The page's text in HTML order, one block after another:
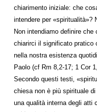
chiarimento iniziale: che
intendere per «spiritualità»?
Non intendiamo definire
chiarirci il significato pratico
nella nostra esistenza
Paolo (cf Rm 8,2-17; 1 Cor
Secondo questi testi,
chiesa non è più spirituale
una qualità interna degli atti